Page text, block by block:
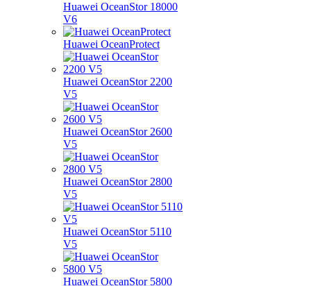
Huawei OceanStor 18000
V6
Huawei OceanProtect
Huawei OceanStor 2200
V5
Huawei OceanStor 2600
V5
Huawei OceanStor 2800
V5
Huawei OceanStor 5110
V5
Huawei OceanStor 5800